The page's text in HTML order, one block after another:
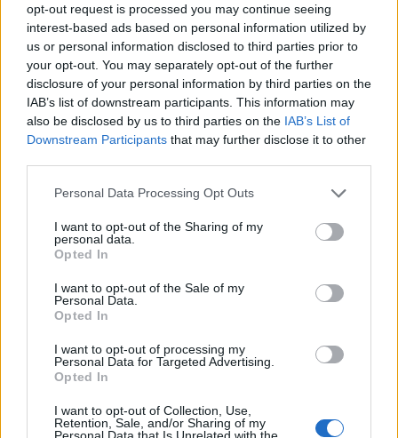
opt-out request is processed you may continue seeing
interest-based ads based on personal information utilized by
us or personal information disclosed to third parties prior to
your opt-out. You may separately opt-out of the further
disclosure of your personal information by third parties on the
IAB’s list of downstream participants. This information may
also be disclosed by us to third parties on the IAB’s List of
Downstream Participants that may further disclose it to other
Personal Data Processing Opt Outs
I want to opt-out of the Sharing of my
personal data.
Opted In
I want to opt-out of the Sale of my
Personal Data.
Opted In
I want to opt-out of processing my
Personal Data for Targeted Advertising.
Opted In
I want to opt-out of Collection, Use,
Retention, Sale, and/or Sharing of my
Personal Data that Is Unrelated with the
Portfolio
2023. november 20. 21:59
Az amerikai igazságügyi minisztérium állítólag
több mint 4 milliárd dollárt követel a világ
legnagyobb kriptotőzsdéjének számító Binance-
Források szerint az amerikai igazságügyi minisztérium és a
is, hogy Changpeng Zhao, a kriptopénz-tőzsde alapítója
ellen büntetőeljárás indulhat az Egyesült Államokban. Bár
a vizsgálat lezárásának időpontja bizonytalan, a források
szerint a hónap végén történhet bejelentés. A Binance-et
legalább 2018 óta...
KEDVES OLVASÓNK!
A keresett cikk a portfolio.hu hírarchívumához